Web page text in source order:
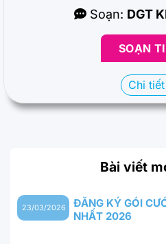
Soạn: DGT
SOẠN
Chi tiết
Bài viết
ĐĂNG KÝ GÓI
NHẤT 2026
23/03/2026